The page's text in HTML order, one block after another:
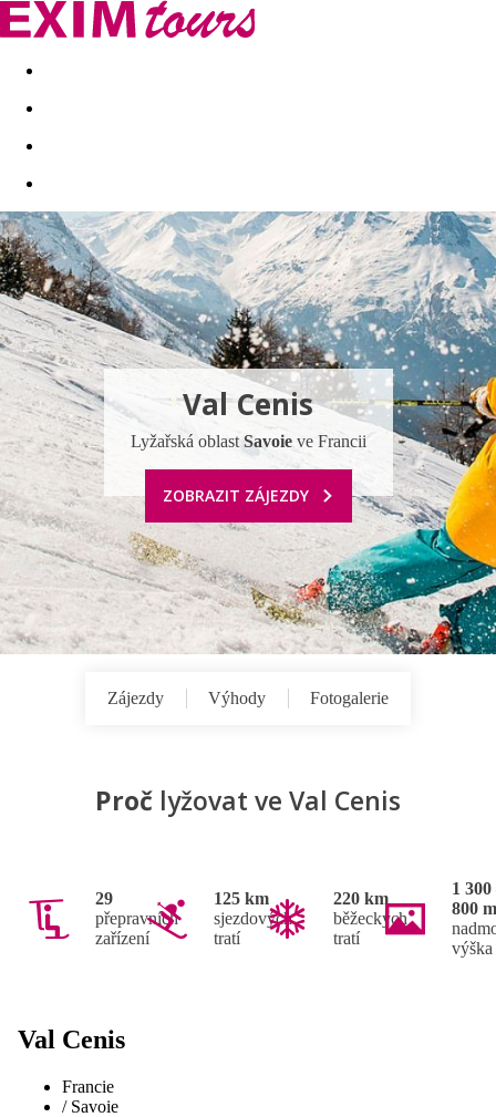
Akční nabídky Last minute
Val Cenis
Lyžařská oblastSavoie ve Francii
ZOBRAZIT ZÁJEZDY
Zájezdy Výhody Fotogalerie
Proč lyžovat ve Val Cenis
29
přepravních
zařízení
125 km
sjezdových
tratí
220 km
běžeckých
tratí
1 300
800
výška
Val Cenis
Francie
/ Savoie